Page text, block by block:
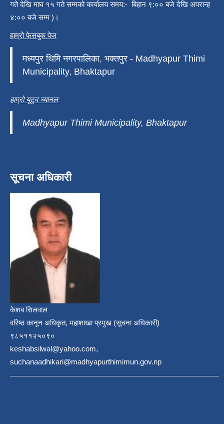
गते देखि माघ १५ गते सम्मको कार्यालय समय:- बिहान ९:०० बजे देखि अपरान्ह
४:०० बजे सम्म )।
हाम्रो फेसबुक पेज
मध्यपुर थिमि नगरपालिका, भक्तपुर - Madhyapur Thimi
Municipality, Bhaktapur
हाम्रो यूटुव च्यानल
Madhyapur Thimi Municipality, Bhaktapur
सूचना अधिकारी
केशब सिलवाल
वरिष्ठ कानून अधिकृत, महाशाखा प्रमुख (सूचना अधिकारी)
९८५११२५०९०
keshabsilwal@yahoo.com,
suchanaadhikari@madhyapurthimimun.gov.np